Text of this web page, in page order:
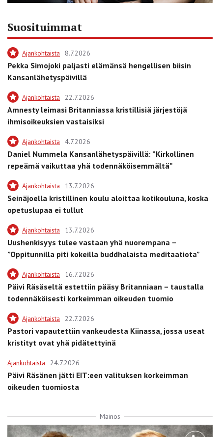
Suosituimmat
Ajankohtaista 8.7.2026
Pekka Simojoki paljasti elämänsä hengellisen biisin
Kansanlähetyspäivillä
Ajankohtaista 22.7.2026
Amnesty leimasi Britanniassa kristillisiä järjestöjä
ihmisoikeuksien vastaisiksi
Ajankohtaista 4.7.2026
Daniel Nummela Kansanlähetyspäivillä: ”Kirkollinen
repeämä vaikuttaa yhä todennäköisemmältä”
Ajankohtaista 13.7.2026
Seinäjoella kristillinen koulu aloittaa kotikouluna, koska
opetuslupaa ei tullut
Ajankohtaista 13.7.2026
Uushenkisyys tulee vastaan yhä nuorempana –
”Oppitunnilla piti kokeilla buddhalaista meditaatiota”
Ajankohtaista 16.7.2026
Päivi Räsäseltä estettiin pääsy Britanniaan – taustalla
todennäköisesti korkeimman oikeuden tuomio
Ajankohtaista 22.7.2026
Pastori vapautettiin vankeudesta Kiinassa, jossa useat
kristityt ovat yhä pidätettyinä
Ajankohtaista 24.7.2026
Päivi Räsänen jätti EIT:een valituksen korkeimman
oikeuden tuomiosta
Mainos